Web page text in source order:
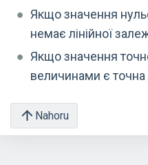
Якщо значення
немає лінійної
Якщо значення
величинами є точна
Nahoru